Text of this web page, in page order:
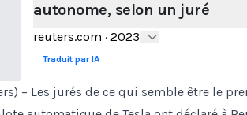
autonome, selon un juré
reuters.com · 2023
Traduit par IA
– Les jurés de ce qui semble être le